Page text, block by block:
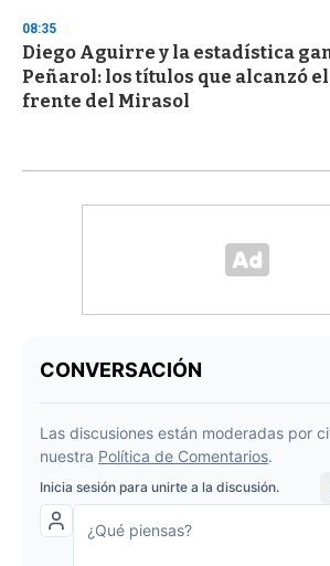
08:35
Diego Aguirre y la estadística
Peñarol: los títulos que alcanzó
frente del Mirasol